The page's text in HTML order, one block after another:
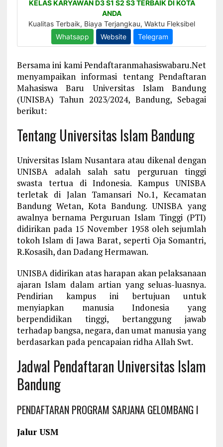
Bersama ini kami Pendaftaranmahasiswabaru.Net
menyampaikan informasi tentang Pendaftaran
Mahasiswa Baru Universitas Islam Bandung
(UNISBA) Tahun 2023/2024, Bandung, Sebagai
berikut:
Tentang Universitas Islam Bandung
Universitas Islam Nusantara atau dikenal dengan
UNISBA adalah salah satu perguruan tinggi
swasta tertua di Indonesia. Kampus UNISBA
terletak di Jalan Tamansari No.1, Kecamatan
Bandung Wetan, Kota Bandung. UNISBA yang
awalnya bernama Perguruan Islam Tinggi (PTI)
didirikan pada 15 November 1958 oleh sejumlah
tokoh Islam di Jawa Barat, seperti Oja Somantri,
R.Kosasih, dan Dadang Hermawan.
UNISBA didirikan atas harapan akan pelaksanaan
ajaran Islam dalam artian yang seluas-luasnya.
Pendirian kampus ini bertujuan untuk
menyiapkan manusia Indonesia yang
berpendidikan tinggi, bertanggung jawab
terhadap bangsa, negara, dan umat manusia yang
berdasarkan pada pencapaian ridha Allah Swt.
Jadwal Pendaftaran Universitas Islam
Bandung
PENDAFTARAN PROGRAM SARJANA GELOMBANG I
Jalur USM